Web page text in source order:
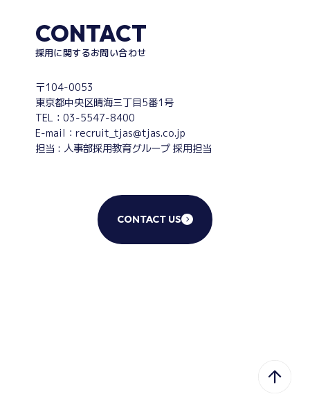
CONTACT
採用に関するお問い合わせ
〒104-0053
東京都中央区晴海三丁目5番1号
TEL： 03-5547-8400
E-mail： recruit_tjas@tjas.co.jp
担当 : 人事部採用教育グループ 採用担当
CONTACT US